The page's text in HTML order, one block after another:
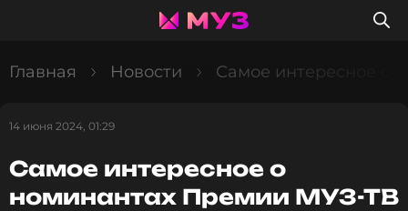
Главная Новости Самое интересное о
14 июня 2024, 01:29
Самое интересное о
номинантах Премии МУЗ-ТВ